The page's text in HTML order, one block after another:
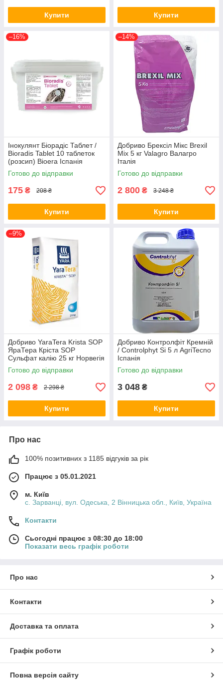
Купити Купити
–16%
Інокулянт Біорадіс Таблет /
Bioradis Tablet 10 таблеток
(розсип) Bioera Іспанія
Готово до відправки
175 ₴ 208 ₴
Купити
–14%
Добриво Брексіл Мікс Brexil
Mix 5 кг Valagro Валагро
Італія
Готово до відправки
2 800 ₴ 3 248 ₴
Купити
–9%
Добриво YaraTera Krista SOP
ЯраТера Кріста SOP
Сульфат калію 25 кг Норвегія
Готово до відправки
2 098 ₴ 2 298 ₴
Купити
Добриво Контролфіт Кремній
/ Controlphyt Si 5 л AgriTecno
Іспанія
Готово до відправки
3 048 ₴
Купити
Про нас
100% позитивних з 1185 відгуків за рік
Працює з 05.01.2021
м. Київ
с. Зарванці, вул. Одеська, 2 Вінницька обл., Київ, Україна
Контакти
Сьогодні працює з 08:30 до 18:00
Показати весь графік роботи
Про нас
Контакти
Доставка та оплата
Графік роботи
Повна версія сайту